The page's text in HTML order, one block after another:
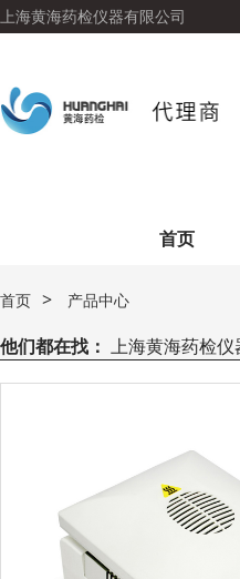
上海黄海药检仪器有限公司
首页
首页 > 产品中心
他们都在找： 上海黄海药检仪